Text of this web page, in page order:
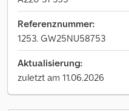
Referenznummer:
1253. GW25NU58753
Aktualisierung:
zuletzt am 11.06.2026